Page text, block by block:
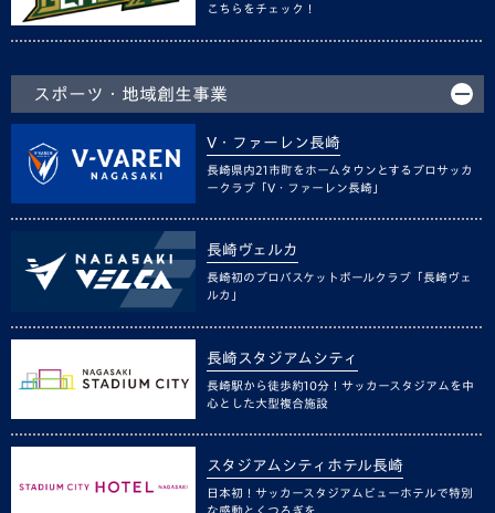
こちらをチェック！
スポーツ・地域創生事業
V・ファーレン長崎
長崎県内21市町をホームタウンとするプロサッカ
ークラブ「V・ファーレン長崎」
長崎ヴェルカ
長崎初のプロバスケットボールクラブ「長崎ヴェ
ルカ」
長崎スタジアムシティ
長崎駅から徒歩約10分！サッカースタジアムを中
心とした大型複合施設
スタジアムシティホテル長崎
日本初！サッカースタジアムビューホテルで特別
な感動とくつろぎを。